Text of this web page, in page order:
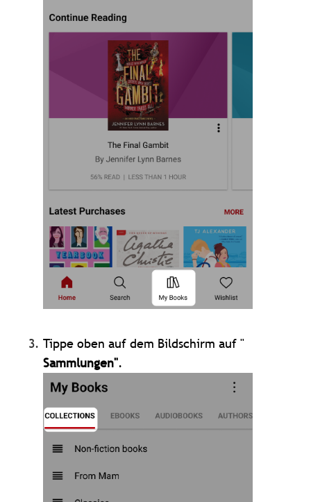
Tippe oben auf dem Bildschirm auf "
Sammlungen".